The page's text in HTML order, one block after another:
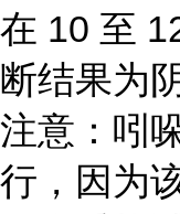
在 10 至
断结果为
注意：吲
行，因为